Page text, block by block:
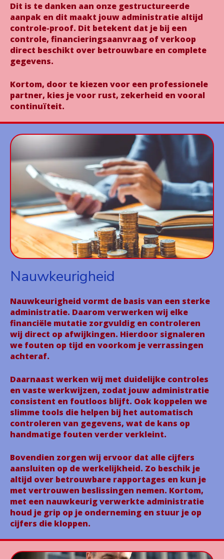
Dit is te danken aan onze gestructureerde
aanpak en dit maakt jouw administratie altijd
controle-proof. Dit betekent dat je bij een
controle, financieringsaanvraag of verkoop
direct beschikt over betrouwbare en complete
gegevens.
Kortom, door te kiezen voor een professionele
partner, kies je voor rust, zekerheid en vooral
continuïteit.
Nauwkeurigheid
Nauwkeurigheid vormt de basis van een sterke
administratie. Daarom verwerken wij elke
financiële mutatie zorgvuldig en controleren
wij direct op afwijkingen. Hierdoor signaleren
we fouten op tijd en voorkom je verrassingen
achteraf.
Daarnaast werken wij met duidelijke controles
en vaste werkwijzen, zodat jouw administratie
consistent en foutloos blijft. Ook koppelen we
slimme tools die helpen bij het automatisch
controleren van gegevens, wat de kans op
handmatige fouten verder verkleint.
Bovendien zorgen wij ervoor dat alle cijfers
aansluiten op de werkelijkheid. Zo beschik je
altijd over betrouwbare rapportages en kun je
met vertrouwen beslissingen nemen. Kortom,
met een nauwkeurig verwerkte administratie
houd je grip op je onderneming en stuur je op
cijfers die kloppen.